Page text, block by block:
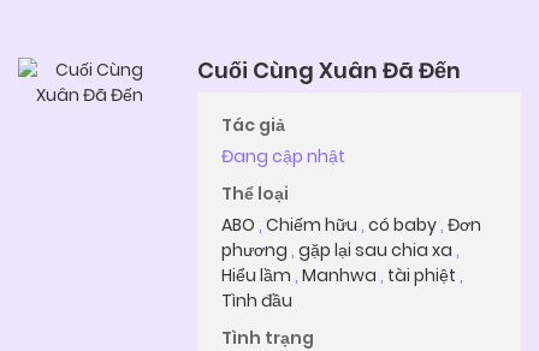
Cuối Cùng Xuân Đã Đến
Tác giả
Đang cập nhật
Thể loại
ABO ,Chiếm hữu ,có baby,Đơn
phương ,gặp lại sau chia xa ,
Hiểu lầm ,Manhwa , tài phiệt ,
Tình đầu
Tình trạng